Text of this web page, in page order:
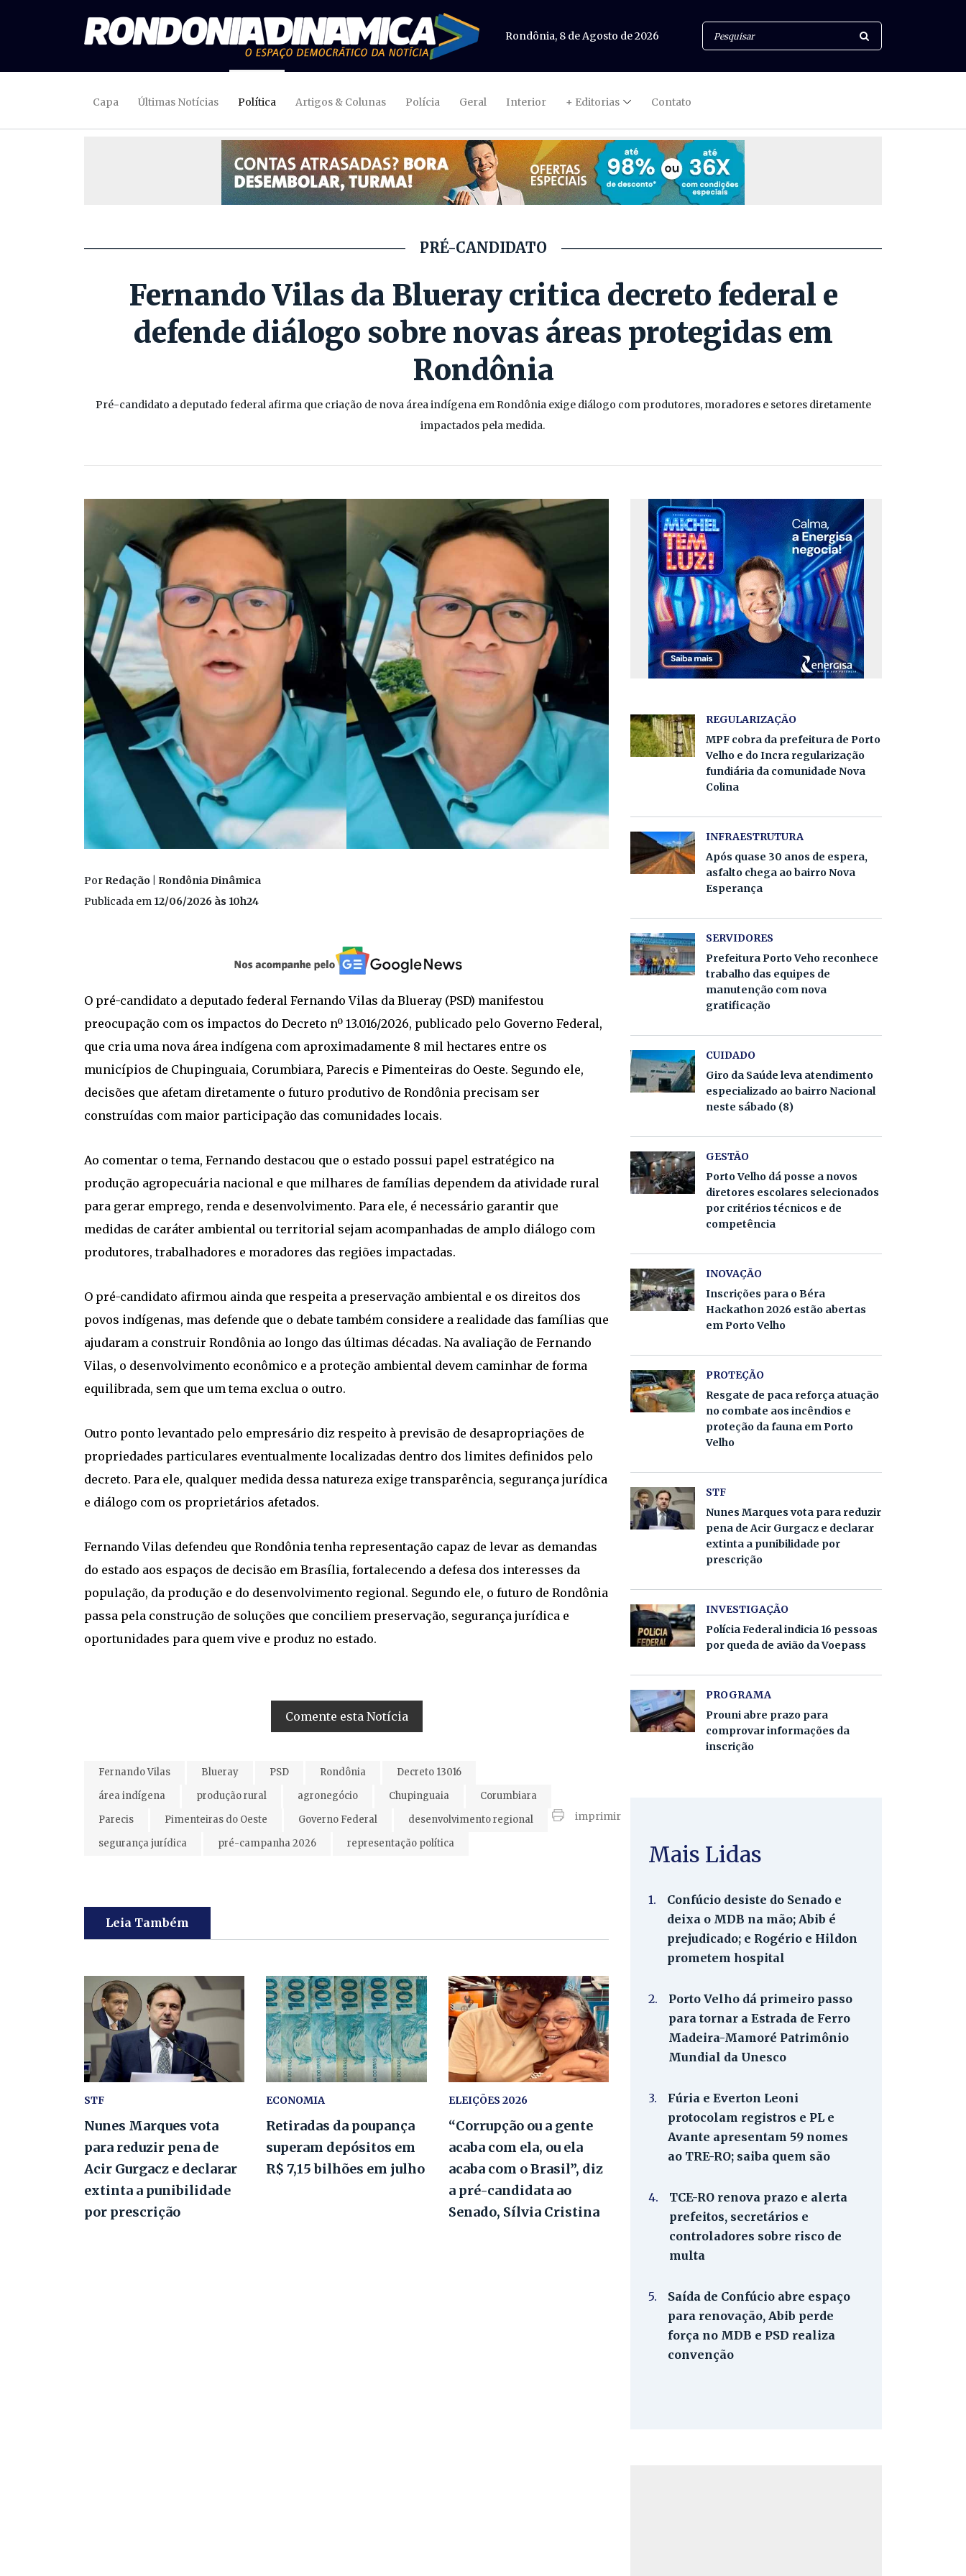
Rondônia, 8 de Agosto de 2026
Capa Últimas Notícias Política Artigos & Colunas Polícia Geral Interior + Editorias Contato
PRÉ-CANDIDATO
Fernando Vilas da Blueray critica decreto federal e
defende diálogo sobre novas áreas protegidas em
Rondônia
Pré-candidato a deputado federal afirma que criação de nova área indígena em Rondônia exige diálogo com produtores, moradores e setores diretamente
impactados pela medida.
Por Redação | Rondônia Dinâmica
Publicada em 12/06/2026 às 10h24
O pré-candidato a deputado federal Fernando Vilas da Blueray (PSD) manifestou
preocupação com os impactos do Decreto nº 13.016/2026, publicado pelo Governo Federal,
que cria uma nova área indígena com aproximadamente 8 mil hectares entre os
municípios de Chupinguaia, Corumbiara, Parecis e Pimenteiras do Oeste. Segundo ele,
decisões que afetam diretamente o futuro produtivo de Rondônia precisam ser
construídas com maior participação das comunidades locais.
Ao comentar o tema, Fernando destacou que o estado possui papel estratégico na
produção agropecuária nacional e que milhares de famílias dependem da atividade rural
para gerar emprego, renda e desenvolvimento. Para ele, é necessário garantir que
medidas de caráter ambiental ou territorial sejam acompanhadas de amplo diálogo com
produtores, trabalhadores e moradores das regiões impactadas.
O pré-candidato afirmou ainda que respeita a preservação ambiental e os direitos dos
povos indígenas, mas defende que o debate também considere a realidade das famílias que
ajudaram a construir Rondônia ao longo das últimas décadas. Na avaliação de Fernando
Vilas, o desenvolvimento econômico e a proteção ambiental devem caminhar de forma
equilibrada, sem que um tema exclua o outro.
Outro ponto levantado pelo empresário diz respeito à previsão de desapropriações de
propriedades particulares eventualmente localizadas dentro dos limites definidos pelo
decreto. Para ele, qualquer medida dessa natureza exige transparência, segurança jurídica
e diálogo com os proprietários afetados.
Fernando Vilas defendeu que Rondônia tenha representação capaz de levar as demandas
do estado aos espaços de decisão em Brasília, fortalecendo a defesa dos interesses da
população, da produção e do desenvolvimento regional. Segundo ele, o futuro de Rondônia
passa pela construção de soluções que conciliem preservação, segurança jurídica e
oportunidades para quem vive e produz no estado.
Comente esta Notícia
Fernando Vilas Blueray PSD Rondônia
Decreto 13016
área indígena
produção rural agronegócio Chupinguaia
Corumbiara
Parecis
Pimenteiras do Oeste Governo Federal
desenvolvimento regional
segurança jurídica
pré-campanha 2026 representação política
imprimir
Leia Também
STF
Nunes Marques vota
para reduzir pena de
Acir Gurgacz e declarar
extinta a punibilidade
por prescrição
ECONOMIA
Retiradas da poupança
superam depósitos em
R$ 7,15 bilhões em julho
ELEIÇÕES 2026
“Corrupção ou a gente
acaba com ela, ou ela
acaba com o Brasil”, diz
a pré-candidata ao
Senado, Sílvia Cristina
REGULARIZAÇÃO
MPF cobra da prefeitura de Porto
Velho e do Incra regularização
fundiária da comunidade Nova
Colina
INFRAESTRUTURA
Após quase 30 anos de espera,
asfalto chega ao bairro Nova
Esperança
SERVIDORES
Prefeitura Porto Veho reconhece
trabalho das equipes de
manutenção com nova
gratificação
CUIDADO
Giro da Saúde leva atendimento
especializado ao bairro Nacional
neste sábado (8)
GESTÃO
Porto Velho dá posse a novos
diretores escolares selecionados
por critérios técnicos e de
competência
INOVAÇÃO
Inscrições para o Béra
Hackathon 2026 estão abertas
em Porto Velho
PROTEÇÃO
Resgate de paca reforça atuação
no combate aos incêndios e
proteção da fauna em Porto
Velho
STF
Nunes Marques vota para reduzir
pena de Acir Gurgacz e declarar
extinta a punibilidade por
prescrição
INVESTIGAÇÃO
Polícia Federal indicia 16 pessoas
por queda de avião da Voepass
PROGRAMA
Prouni abre prazo para
comprovar informações da
inscrição
Mais Lidas
1.
Confúcio desiste do Senado e
deixa o MDB na mão; Abib é
prejudicado; e Rogério e Hildon
prometem hospital
2.
Porto Velho dá primeiro passo
para tornar a Estrada de Ferro
Madeira-Mamoré Patrimônio
Mundial da Unesco
3.
Fúria e Everton Leoni
protocolam registros e PL e
Avante apresentam 59 nomes
ao TRE-RO; saiba quem são
4.
TCE-RO renova prazo e alerta
prefeitos, secretários e
controladores sobre risco de
multa
5.
Saída de Confúcio abre espaço
para renovação, Abib perde
força no MDB e PSD realiza
convenção